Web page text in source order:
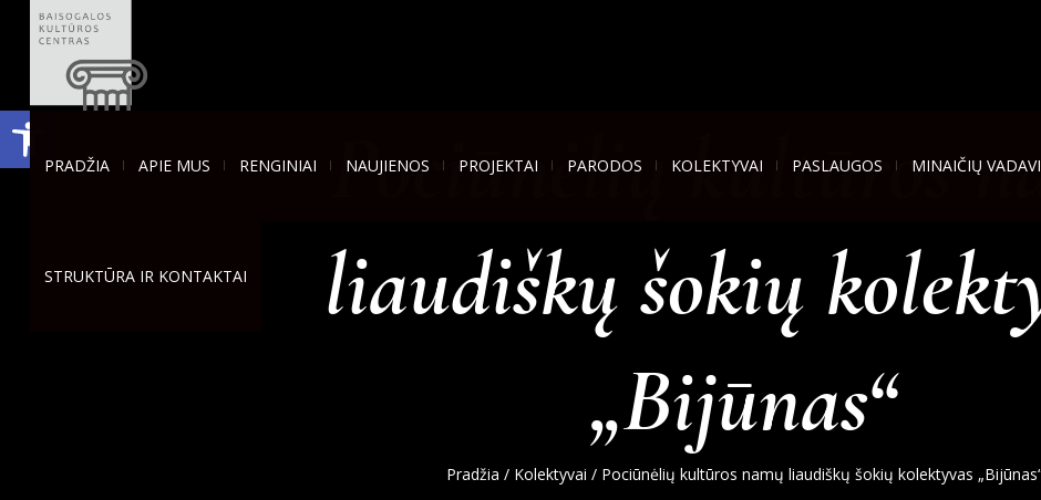
Open toolbar
PRADŽIA APIE MUS RENGINIAI NAUJIENOS PROJEKTAI PARODOS KOLEKTYVAI PASLAUGOS MINAIČIŲ
STRUKTŪRA IR KONTAKTAI
Pociūnėlių kultūros
liaudiškų šokių
„Bijūnas“
Pradžia / Kolektyvai / Pociūnėlių kultūros namų liaudiškų šokių kolektyvas